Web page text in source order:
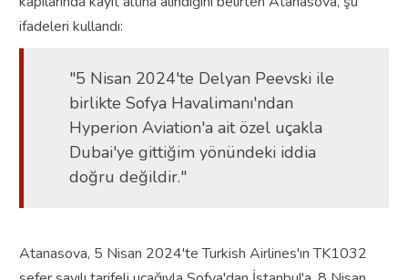
ifadeleri kullandı:
"5 Nisan 2024'te Delyan Peevski ile
birlikte Sofya Havalimanı'ndan
Hyperion Aviation'a ait özel uçakla
Dubai'ye gittiğim yönündeki iddia
doğru değildir."
Atanasova, 5 Nisan 2024'te Turkish Airlines'ın TK1032